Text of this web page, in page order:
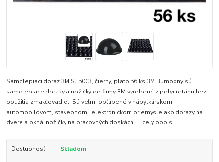
Samolepiaci doraz 3M SJ 5003, čierny, plato 56 ks 3M Bumpony sú
samolepiace dorazy a nožičky od firmy 3M vyrobené z polyuretánu bez
použitia zmäkčovadiel. Sú veľmi obľúbené v nábytkárskom,
automobilovom, stavebnom i elektronickom priemysle ako dorazy na
dvere a okná, nožičky na pracovných doskách, ... celý popis
Dostupnosť Skladom